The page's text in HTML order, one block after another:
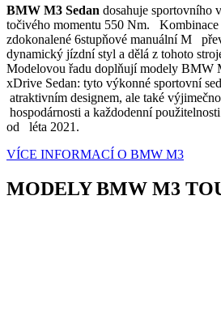
BMW M3 Sedan dosahuje sportovního
točivého momentu 550 Nm. Kombinace
zdokonalené 6stupňové manuální M
dynamický jízdní styl a dělá z tohoto
Modelovou řadu doplňují modely
xDrive Sedan: tyto výkonné sportovní
atraktivním designem, ale také
hospodárnosti a každodenní
od léta 2021.
VÍCE INFORMACÍ O BMW M3
MODELY BMW M3